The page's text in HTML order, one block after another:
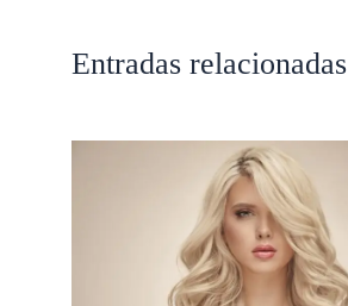
Entradas relacionadas